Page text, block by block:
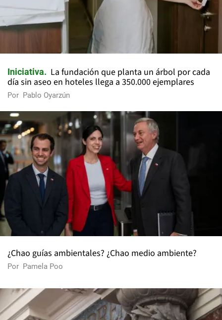
Iniciativa
La fundación que planta un árbol por cada
día sin aseo en hoteles llega a 350.000 ejemplares
Por Pablo Oyarzún
¿Chao guías ambientales? ¿Chao medio ambiente?
Por Pamela Poo